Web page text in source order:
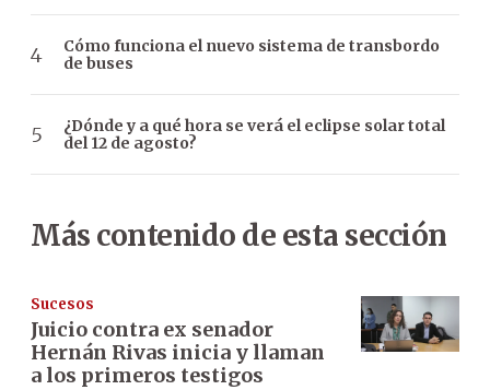
Cómo funciona el nuevo sistema de transbordo
de buses
¿Dónde y a qué hora se verá el eclipse solar total
del 12 de agosto?
Más contenido de esta sección
Sucesos
Juicio contra ex senador
Hernán Rivas inicia y llaman
a los primeros testigos